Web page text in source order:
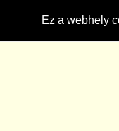
Ez a webhely